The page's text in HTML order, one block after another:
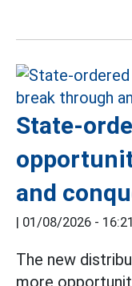
State-
and
| 01/08/2026 - 16:21
The new
more